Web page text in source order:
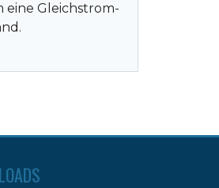
eine Gleichstrom-